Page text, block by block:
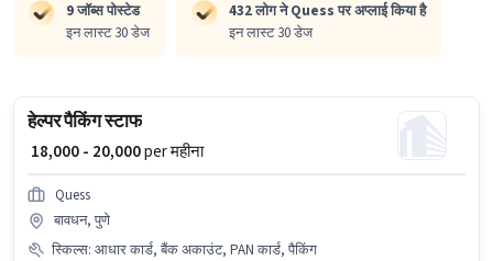
9 जॉब्स पोस्टेड
इन लास्ट 30 डेज
432 लोग ने Quess पर अप्लाई किया है
इन लास्ट 30 डेज
हेल्पर पैकिंग स्टाफ
₹ 18,000 - 20,000per महीना
Quess
बावधन, पुणे
स्किल्स: आधार कार्ड, बैंक अकाउंट, PAN कार्ड, पैकिंग